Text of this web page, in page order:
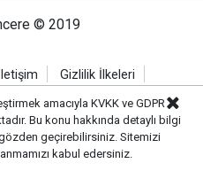
© 2019
Gizlilik İlkeleri
Ekle
amacıyla KVKK ve GDPR
Bu konu hakkında detaylı bilgi
geçirebilirsiniz. Sitemizi
kabul edersiniz.